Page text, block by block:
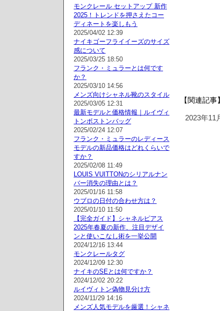
【関連記事
2023年11
モンクレール セットアップ 新作
2025！トレンドを押さえたコー
ディネートを楽しもう
2025/04/02 12:39
ナイキゴーフライイーズのサイズ
感について
2025/03/25 18:50
フランク・ミュラーとは何です
か？
2025/03/10 14:56
メンズ向けシャネル靴のスタイル
2025/03/05 12:31
最新モデルと価格情報｜ルイヴィ
トンボストンバッグ
2025/02/24 12:07
フランク・ミュラーのレディース
モデルの新品価格はどれくらいで
すか？
2025/02/08 11:49
LOUIS VUITTONのシリアルナン
バー消失の理由とは？
2025/01/16 11:58
ウブロの日付の合わせ方は？
2025/01/10 11:50
【完全ガイド】シャネルピアス
2025年春夏の新作、注目デザイ
ンと使いこなし術を一挙公開
2024/12/16 13:44
モンクレールタグ
2024/12/09 12:30
ナイキのSEとは何ですか？
2024/12/02 20:22
ルイヴィトン偽物見分け方
2024/11/29 14:16
メンズ人気モデルを厳選！シャネ